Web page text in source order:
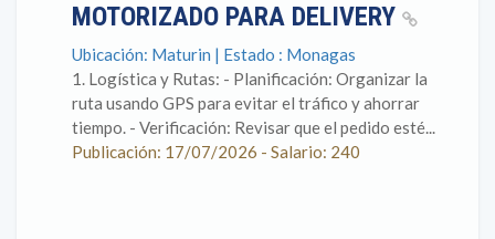
MOTORIZADO PARA DELIVERY
Ubicación: Maturin | Estado : Monagas
1. Logística y Rutas: - Planificación: Organizar la
ruta usando GPS para evitar el tráfico y ahorrar
tiempo. - Verificación: Revisar que el pedido esté...
Publicación: 17/07/2026 - Salario: 240